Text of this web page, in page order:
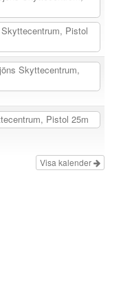
Pistol
Skyttecentrum,
Pistol 25m
Visa kalender